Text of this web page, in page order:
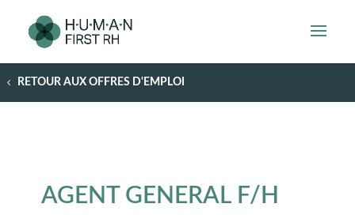
RETOUR AUX OFFRES D'EMPLOI
AGENT GENERAL F/H